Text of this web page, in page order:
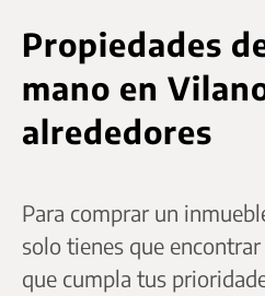
Propiedades
mano en
alrededores
Para comprar un
solo tienes que
que cumpla tus